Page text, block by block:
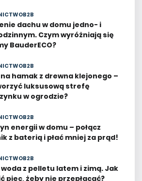
dachu w domu jedno- i
Czym wyróżniają się
BauderECO?
hamak z drewna klejonego –
luksusową strefę
w ogrodzie?
energii w domu – połącz
z baterią i płać mniej za prąd!
woda z pelletu latem i zimą. Jak
piec, żeby nie przepłacać?